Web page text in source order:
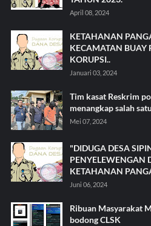
April 08, 2024
KETAHANAN
KECAMATAN BUAY
KORUPSI..
Januari 03, 2024
Tim kasat Reskrim
menangkap salah
Mei 07, 2024
"DIDUGA DESA
PENYELEWENGAN
KETAHANAN
Juni 06, 2024
Ribuan Masyarakat
bodong CLSK